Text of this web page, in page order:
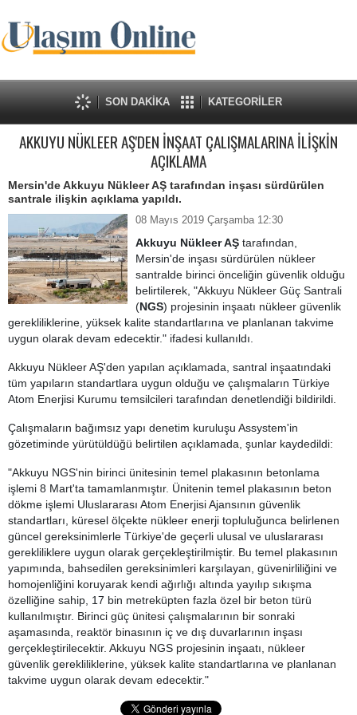
SON DAKİKA KATEGORİLER
AKKUYU NÜKLEER AŞ'DEN İNŞAAT ÇALIŞMALARINA İLİŞKİN
AÇIKLAMA
Mersin'de Akkuyu Nükleer AŞ tarafından inşası sürdürülen
santrale ilişkin açıklama yapıldı.
08 Mayıs 2019 Çarşamba 12:30
Akkuyu Nükleer AŞ tarafından,
Mersin'de inşası sürdürülen nükleer
santralde birinci önceliğin güvenlik olduğu
belirtilerek, "Akkuyu Nükleer Güç Santrali
(NGS) projesinin inşaatı nükleer güvenlik
gerekliliklerine, yüksek kalite standartlarına ve planlanan takvime
uygun olarak devam edecektir." ifadesi kullanıldı.
Akkuyu Nükleer AŞ'den yapılan açıklamada, santral inşaatındaki
tüm yapıların standartlara uygun olduğu ve çalışmaların Türkiye
Atom Enerjisi Kurumu temsilcileri tarafından denetlendiği bildirildi.
Çalışmaların bağımsız yapı denetim kuruluşu Assystem'in
gözetiminde yürütüldüğü belirtilen açıklamada, şunlar kaydedildi:
"Akkuyu NGS'nin birinci ünitesinin temel plakasının betonlama
işlemi 8 Mart'ta tamamlanmıştır. Ünitenin temel plakasının beton
dökme işlemi Uluslararası Atom Enerjisi Ajansının güvenlik
standartları, küresel ölçekte nükleer enerji topluluğunca belirlenen
güncel gereksinimlerle Türkiye'de geçerli ulusal ve uluslararası
gerekliliklere uygun olarak gerçekleştirilmiştir. Bu temel plakasının
yapımında, bahsedilen gereksinimleri karşılayan, güvenirliliğini ve
homojenliğini koruyarak kendi ağırlığı altında yayılıp sıkışma
özelliğine sahip, 17 bin metreküpten fazla özel bir beton türü
kullanılmıştır. Birinci güç ünitesi çalışmalarının bir sonraki
aşamasında, reaktör binasının iç ve dış duvarlarının inşası
gerçekleştirilecektir. Akkuyu NGS projesinin inşaatı, nükleer
güvenlik gerekliliklerine, yüksek kalite standartlarına ve planlanan
takvime uygun olarak devam edecektir."